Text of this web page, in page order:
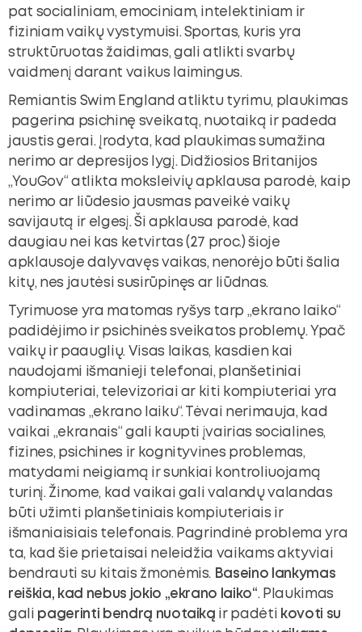
pat socialiniam, emociniam, intelektiniam ir
fiziniam vaikų vystymuisi. Sportas, kuris yra
struktūruotas žaidimas, gali atlikti svarbų
vaidmenį darant vaikus laimingus.
Remiantis Swim England atliktu tyrimu, plaukimas
pagerina psichinę sveikatą, nuotaiką ir padeda
jaustis gerai. Įrodyta, kad plaukimas sumažina
nerimo ar depresijos lygį. Didžiosios Britanijos
„YouGov“ atlikta moksleivių apklausa parodė, kaip
nerimo ar liūdesio jausmas paveikė vaikų
savijautą ir elgesį. Ši apklausa parodė, kad
daugiau nei kas ketvirtas (27 proc.) šioje
apklausoje dalyvavęs vaikas, nenorėjo būti šalia
kitų, nes jautėsi susirūpinęs ar liūdnas.
Tyrimuose yra matomas ryšys tarp „ekrano laiko“
padidėjimo ir psichinės sveikatos problemų. Ypač
vaikų ir paauglių. Visas laikas, kasdien kai
naudojami išmanieji telefonai, planšetiniai
kompiuteriai, televizoriai ar kiti kompiuteriai yra
vadinamas „ekrano laiku“. Tėvai nerimauja, kad
vaikai „ekranais“ gali kaupti įvairias socialines,
fizines, psichines ir kognityvines problemas,
matydami neigiamą ir sunkiai kontroliuojamą
turinį. Žinome, kad vaikai gali valandų valandas
būti užimti planšetiniais kompiuteriais ir
išmaniaisiais telefonais. Pagrindinė problema yra
ta, kad šie prietaisai neleidžia vaikams aktyviai
bendrauti su kitais žmonėmis. Baseino lankymas
reiškia, kad nebus jokio „ekrano laiko“. Plaukimas
gali
pagerinti bendrą nuotaiką ir padėti
kovoti su